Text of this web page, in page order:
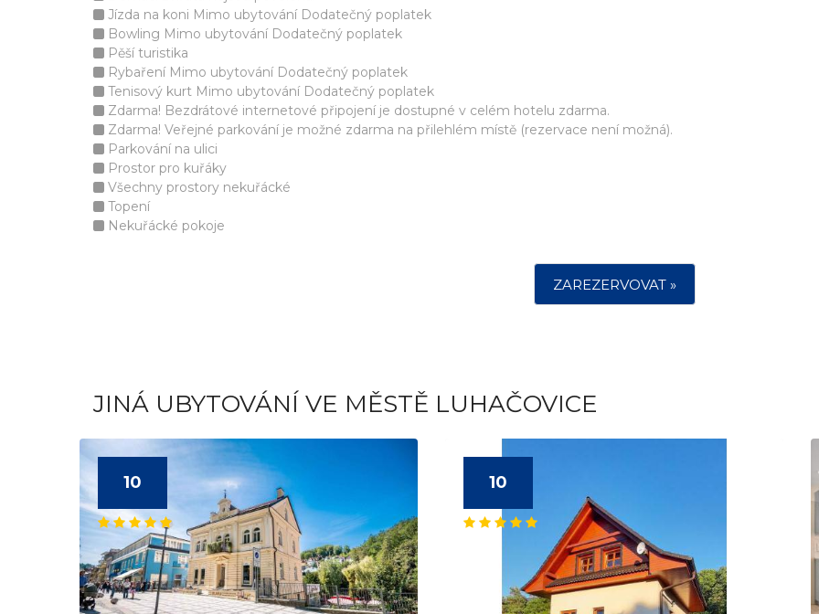
Jízda na koni Mimo ubytování Dodatečný poplatek
Bowling Mimo ubytování Dodatečný poplatek
Pěší turistika
Rybaření Mimo ubytování Dodatečný poplatek
Tenisový kurt Mimo ubytování Dodatečný poplatek
Zdarma! Bezdrátové internetové připojení je dostupné v celém hotelu zdarma.
Zdarma! Veřejné parkování je možné zdarma na přilehlém místě (rezervace není možná).
Parkování na ulici
Prostor pro kuřáky
Všechny prostory nekuřácké
Topení
Nekuřácké pokoje
ZAREZERVOVAT »
JINÁ UBYTOVÁNÍ VE MĚSTĚ LUHAČOVICE
10 10